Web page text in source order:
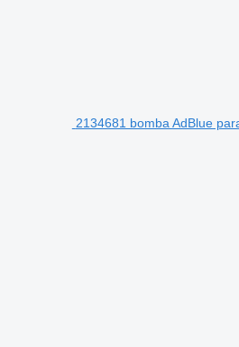
2134681 bomba AdBlue